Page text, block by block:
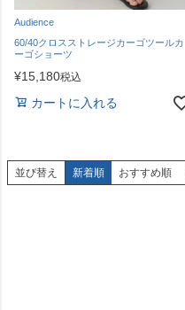
Audience
60/40クロスストレージカーゴツールカ
ーゴショーツ
¥15,180税込
カートに入れる
並び替え 新着順 おすすめ順